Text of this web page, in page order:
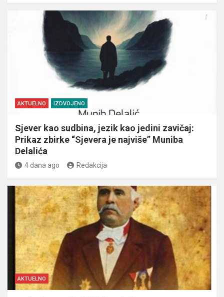
AKTUELNO IZDVOJENO
Sjever kao sudbina, jezik kao jedini zavičaj:
Prikaz zbirke “Sjevera je najviše” Muniba
Delalića
4 dana ago Redakcija
AKTUELNO